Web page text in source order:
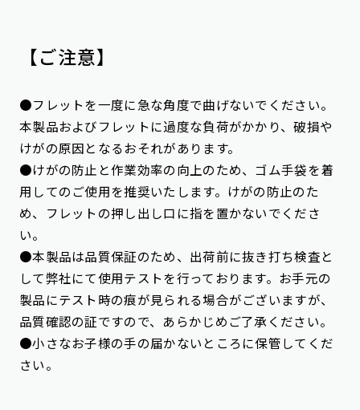
【ご注意】
●フレットを一度に急な角度で曲げないでください。
本製品およびフレットに過度な負荷がかかり、破損や
けがの原因となるおそれがあります。
●けがの防止と作業効率の向上のため、ゴム手袋を着
用してのご使用を推奨いたします。けがの防止のた
め、フレットの押し出し口に指を置かないでくださ
い。
●本製品は品質保証のため、出荷前に抜き打ち検査と
して弊社にて使用テストを行っております。お手元の
製品にテスト時の痕が見られる場合がございますが、
品質確認の証ですので、あらかじめご了承ください。
●小さなお子様の手の届かないところに保管してくだ
さい。